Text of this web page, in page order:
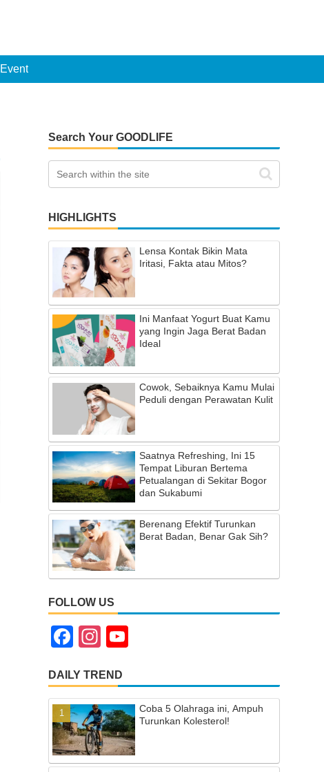
Event
Search Your GOODLIFE
HIGHLIGHTS
Lensa Kontak Bikin Mata
Iritasi, Fakta atau Mitos?
Ini Manfaat Yogurt Buat Kamu
yang Ingin Jaga Berat Badan
Ideal
Cowok, Sebaiknya Kamu Mulai
Peduli dengan Perawatan Kulit
Saatnya Refreshing, Ini 15
Tempat Liburan Bertema
Petualangan di Sekitar Bogor
dan Sukabumi
Berenang Efektif Turunkan
Berat Badan, Benar Gak Sih?
FOLLOW US
F
c
e
b
o
In
a
gr
a
m
u
T
u
b
DAILY TREND
Coba 5 Olahraga ini, Ampuh
Turunkan Kolesterol!